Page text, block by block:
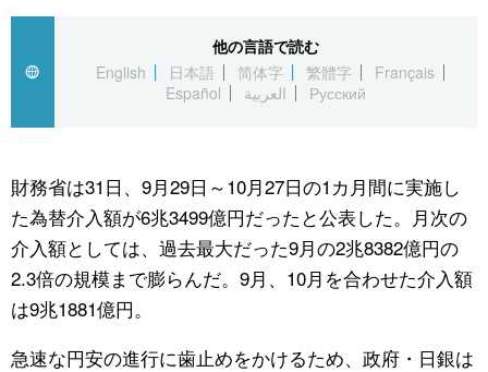
People
東京
お知らせ
公式SNS
他の言語で読む
English
日本語 简体字 繁體字
Français
Español
العربية Русский
財務省は31日、9月29日～10月27日の1カ月間に実施し
た為替介入額が6兆3499億円だったと公表した。月次の
介入額としては、過去最大だった9月の2兆8382億円の
2.3倍の規模まで膨らんだ。9月、10月を合わせた介入額
は9兆1881億円。
急速な円安の進行に歯止めをかけるため、政府・日銀は